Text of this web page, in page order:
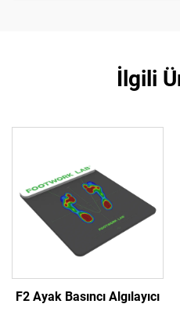
İlgili
F2 Ayak Basıncı Algılayıcı